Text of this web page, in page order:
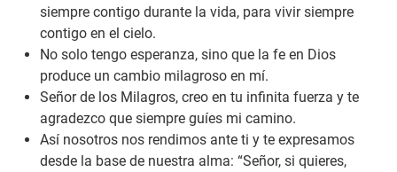
siempre contigo durante la vida, para vivir siempre
contigo en el cielo.
No solo tengo esperanza, sino que la fe en Dios
produce un cambio milagroso en mí.
Señor de los Milagros, creo en tu infinita fuerza y te
agradezco que siempre guíes mi camino.
Así nosotros nos rendimos ante ti y te expresamos
desde la base de nuestra alma: “Señor, si quieres,